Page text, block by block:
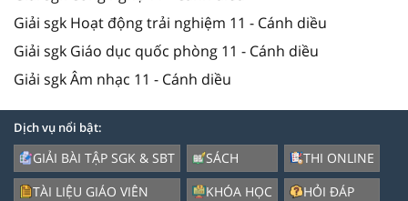
Giải sgk Hoạt động trải nghiệm 11 - Cánh diều
Giải sgk Giáo dục quốc phòng 11 - Cánh diều
Giải sgk Âm nhạc 11 - Cánh diều
Dịch vụ nổi bật:
GIẢI BÀI TẬP SGK & SBT
TÀI LIỆU GIÁO VIÊN
SÁCH
KHÓA HỌC
THI ONLINE
HỎI ĐÁP